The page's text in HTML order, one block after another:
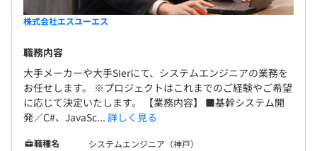
株式会社エスユーエス
職務内容
大手メーカーや大手SIerにて、システムエンジニアの業務を
お任せします。 ※プロジェクトはこれまでのご経験やご希望
に応じて決定いたします。 【業務内容】 ■基幹システム開
発／C#、JavaSc... 詳しく見る
職種名
システムエンジニア（神戸）